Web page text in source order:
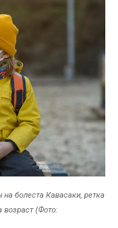
болеста Кавасаки, ретка
возраст (Фото: